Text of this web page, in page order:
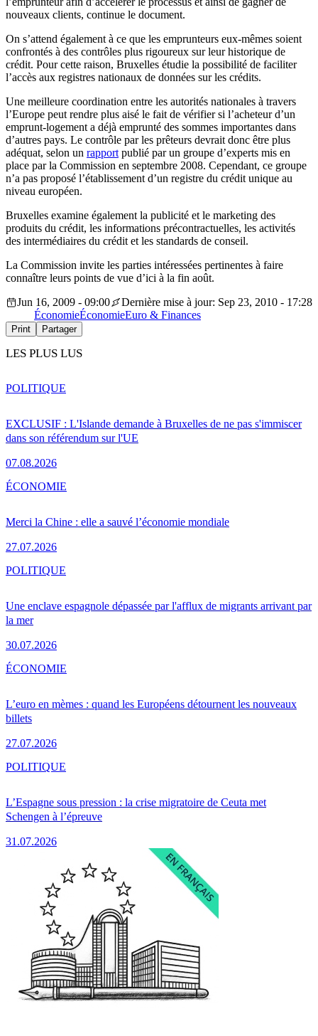
nouveaux clients, continue le document.
On s’attend également à ce que les emprunteurs eux-mêmes soient
confrontés à des contrôles plus rigoureux sur leur historique de
crédit. Pour cette raison, Bruxelles étudie la possibilité de faciliter
l’accès aux registres nationaux de données sur les crédits.
Une meilleure coordination entre les autorités nationales à travers
l’Europe peut rendre plus aisé le fait de vérifier si l’acheteur d’un
emprunt-logement a déjà emprunté des sommes importantes dans
d’autres pays. Le contrôle par les prêteurs devrait donc être plus
adéquat, selon un rapport publié par un groupe d’experts mis en
place par la Commission en septembre 2008. Cependant, ce groupe
n’a pas proposé l’établissement d’un registre du crédit unique au
niveau européen.
Bruxelles examine également la publicité et le marketing des
produits du crédit, les informations précontractuelles, les activités
des intermédiaires du crédit et les standards de conseil.
La Commission invite les parties intéressées pertinentes à faire
connaître leurs points de vue d’ici à la fin août.
Jun 16, 2009 - 09:00
Dernière mise à jour: Sep 23, 2010 - 17:28
ÉconomieÉconomieEuro & Finances
Print Partager
LES PLUS LUS
EXCLUSIF : L'Islande demande à Bruxelles de ne pas s'immiscer
dans son référendum sur l'UE
07.08.2026
POLITIQUE
Merci la Chine : elle a sauvé l’économie mondiale
27.07.2026
ÉCONOMIE
Une enclave espagnole dépassée par l'afflux de migrants arrivant par
la mer
30.07.2026
POLITIQUE
L’euro en mèmes : quand les Européens détournent les nouveaux
billets
27.07.2026
ÉCONOMIE
L’Espagne sous pression : la crise migratoire de Ceuta met
Schengen à l’épreuve
31.07.2026
POLITIQUE